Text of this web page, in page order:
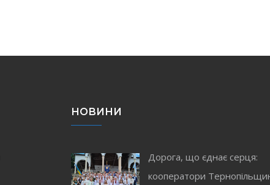
НОВИНИ
Дорога, що єднає серця:
кооператори